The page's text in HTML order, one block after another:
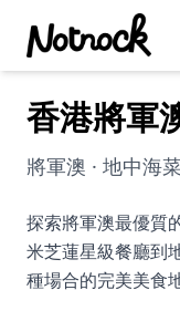
精選活動
博客文章
約會好去處
美食佳餚
香港將軍
將軍澳 · 地中海菜
探索將軍澳最優質
米芝蓮星級餐廳到
種場合的完美美食